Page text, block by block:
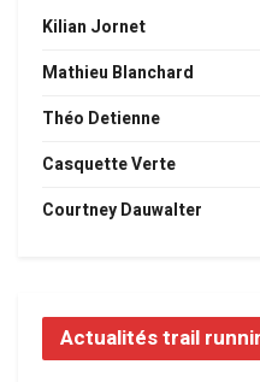
Kilian Jornet
Mathieu Blanchard
Théo Detienne
Casquette Verte
Courtney Dauwalter
Actualités trail